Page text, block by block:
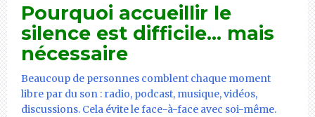
Pourquoi accueillir le
silence est difficile… mais
nécessaire
Beaucoup de personnes comblent chaque moment
libre par du son : radio, podcast, musique, vidéos,
discussions. Cela évite le face-à-face avec soi-même.